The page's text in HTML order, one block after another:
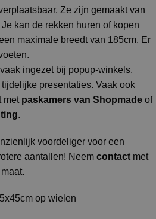
Ze zijn gemaakt van
kan de rekken huren of kopen
maximale breedt van 185cm. Er
ingezet bij popup-winkels,
presentaties. Vaak ook
met paskamers van Shopmade of
.
voordeliger voor een
aantallen! Neem contact met
op wielen